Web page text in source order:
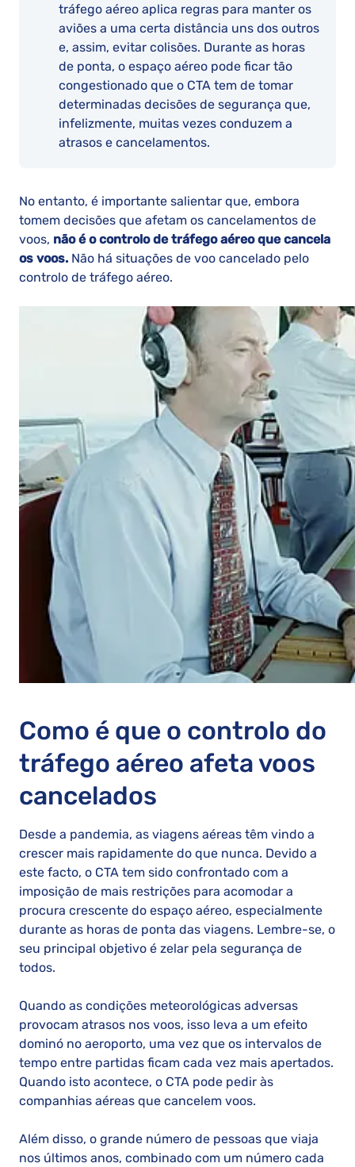
tráfego aéreo aplica regras para manter os
aviões a uma certa distância uns dos outros
e, assim, evitar colisões. Durante as horas
de ponta, o espaço aéreo pode ficar tão
congestionado que o CTA tem de tomar
determinadas decisões de segurança que,
infelizmente, muitas vezes conduzem a
atrasos e cancelamentos.
No entanto, é importante salientar que, embora
tomem decisões que afetam os cancelamentos de
voos, não é o controlo de tráfego aéreo que cancela
os voos. Não há situações de voo cancelado pelo
controlo de tráfego aéreo.
Como é que o controlo do
tráfego aéreo afeta voos
cancelados
Desde a pandemia, as viagens aéreas têm vindo a
crescer mais rapidamente do que nunca. Devido a
este facto, o CTA tem sido confrontado com a
imposição de mais restrições para acomodar a
procura crescente do espaço aéreo, especialmente
durante as horas de ponta das viagens. Lembre-se, o
seu principal objetivo é zelar pela segurança de
todos.
Quando as condições meteorológicas adversas
provocam atrasos nos voos, isso leva a um efeito
dominó no aeroporto, uma vez que os intervalos de
tempo entre partidas ficam cada vez mais apertados.
Quando isto acontece, o CTA pode pedir às
companhias aéreas que cancelem voos.
Além disso, o grande número de pessoas que viaja
nos últimos anos, combinado com um número cada